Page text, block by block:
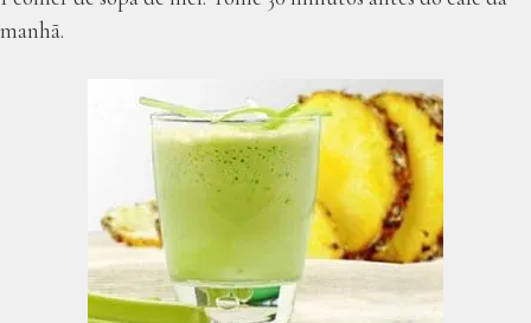
manhã.